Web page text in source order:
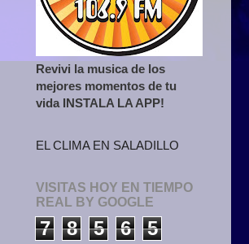
Revivi la musica de los
mejores momentos de tu
vida INSTALA LA APP!
EL CLIMA EN SALADILLO
VISITAS HOY EN TIEMPO
REAL BY GOOGLE
7 8 5 6 5